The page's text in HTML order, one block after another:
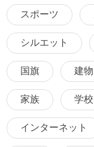
スポーツ
シルエット
国旗 建物
家族 学校
インターネット